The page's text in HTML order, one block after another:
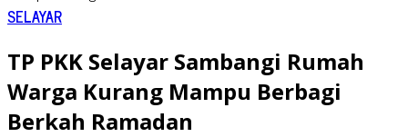
SELAYAR
TP PKK Selayar Sambangi Rumah
Warga Kurang Mampu Berbagi
Berkah Ramadan